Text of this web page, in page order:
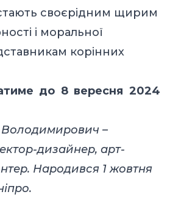
своєрідним щирим
і моральної
корінних
до 8 вересня 2024
Володимирович –
дизайнер, арт-
Народився 1 жовтня